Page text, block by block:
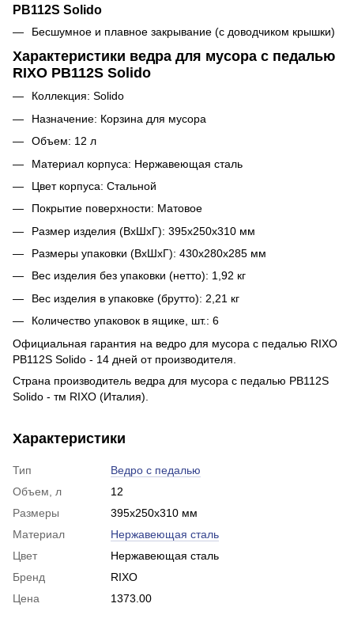
PB112S Solido
Бесшумное и плавное закрывание (с доводчиком крышки)
Характеристики ведра для мусора с педалью
RIXO PB112S Solido
Коллекция: Solido
Назначение: Корзина для мусора
Объем: 12 л
Материал корпуса: Нержавеющая сталь
Цвет корпуса: Стальной
Покрытие поверхности: Матовое
Размер изделия (ВхШхГ): 395х250х310 мм
Размеры упаковки (ВхШхГ): 430х280х285 мм
Вес изделия без упаковки (нетто): 1,92 кг
Вес изделия в упаковке (брутто): 2,21 кг
Количество упаковок в ящике, шт.: 6
Официальная гарантия на ведро для мусора с педалью RIXO
PB112S Solido - 14 дней от производителя.
Страна производитель ведра для мусора с педалью PB112S
Solido - тм RIXO (Италия).
Характеристики
Тип
Ведро с педалью
Объем, л
12
Размеры
395х250х310 мм
Материал
Нержавеющая сталь
Цвет
Нержавеющая сталь
Бренд
RIXO
Цена
1373.00